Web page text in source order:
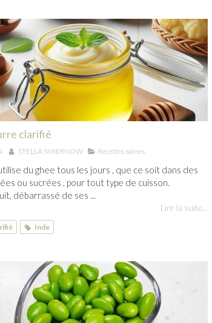
clarifié
STELLA SMIERNOW Recettes saines
du ghee tous les jours , que ce soit dans des
ou sucrées , pour tout type de cuisson.
débarrassé de ses ...
Lire la suite...
Inde